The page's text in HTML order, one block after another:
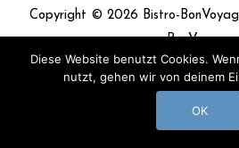
Copyright © 2026 Bistro-
BonVoyage
Impressum
Diese Website benutzt Cookies.
nutzt, gehen wir von deinem
OK